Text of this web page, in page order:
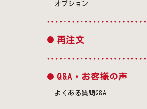
オプション
再注文
Q&A・お客様の声
よくある質問Q&A